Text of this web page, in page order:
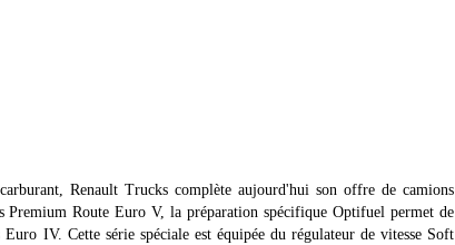
Renault Trucks complète aujourd'hui son offre de camions
Route Euro V, la préparation spécifique Optifuel permet de
IV. Cette série spéciale est équipée du régulateur de vitesse Soft